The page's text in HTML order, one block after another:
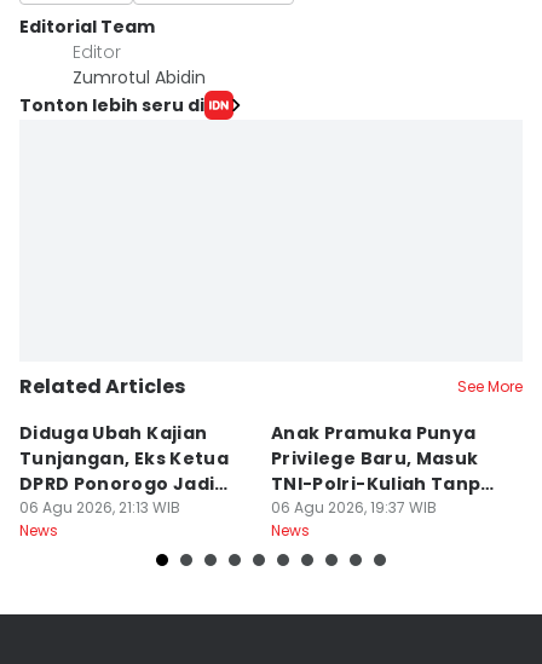
Editorial Team
Editor
Zumrotul Abidin
Tonton lebih seru di
Related Articles See More
Diduga Ubah Kajian
Tunjangan, Eks Ketua
DPRD Ponorogo Jadi
Tersangka
06 Agu 2026, 21:13 WIB
News
Anak Pramuka Punya
Privilege Baru, Masuk
TNI-Polri-Kuliah Tanpa
Tes
06 Agu 2026, 19:37 WIB
News